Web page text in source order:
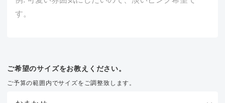
ご希望のサイズをお教えください。
ご予算の範囲内でサイズをご調整致します。